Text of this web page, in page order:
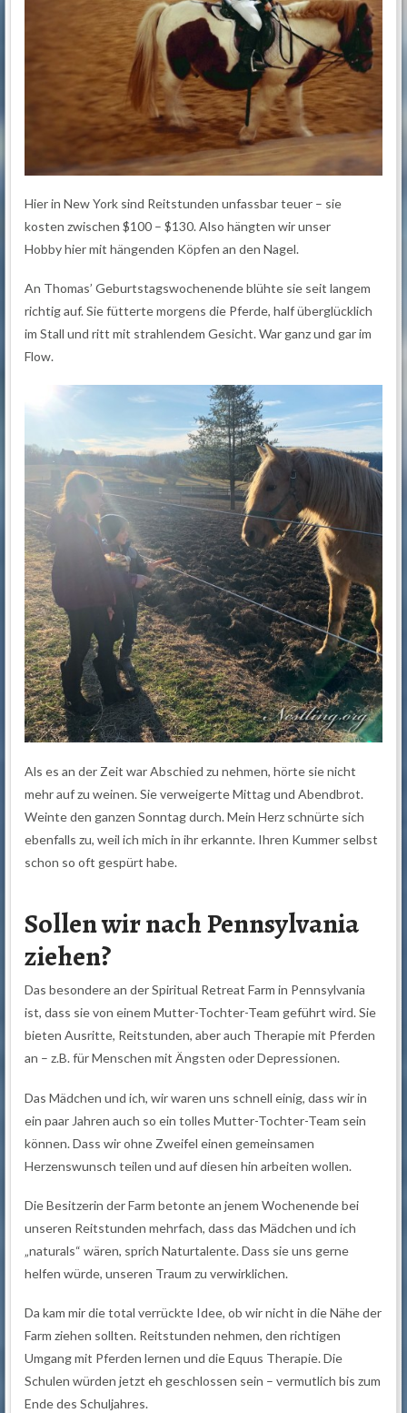
Hier in New York sind Reitstunden unfassbar teuer – sie
kosten zwischen $100 – $130. Also hängten wir unser
Hobby hier mit hängenden Köpfen an den Nagel.
An Thomas’ Geburtstagswochenende blühte sie seit langem
richtig auf. Sie fütterte morgens die Pferde, half überglücklich
im Stall und ritt mit strahlendem Gesicht. War ganz und gar im
Flow.
Als es an der Zeit war Abschied zu nehmen, hörte sie nicht
mehr auf zu weinen. Sie verweigerte Mittag und Abendbrot.
Weinte den ganzen Sonntag durch. Mein Herz schnürte sich
ebenfalls zu, weil ich mich in ihr erkannte. Ihren Kummer selbst
schon so oft gespürt habe.
Sollen wir nach Pennsylvania
ziehen?
Das besondere an der Spiritual Retreat Farm in Pennsylvania
ist, dass sie von einem Mutter-Tochter-Team geführt wird. Sie
bieten Ausritte, Reitstunden, aber auch Therapie mit Pferden
an – z.B. für Menschen mit Ängsten oder Depressionen.
Das Mädchen und ich, wir waren uns schnell einig, dass wir in
ein paar Jahren auch so ein tolles Mutter-Tochter-Team sein
können. Dass wir ohne Zweifel einen gemeinsamen
Herzenswunsch teilen und auf diesen hin arbeiten wollen.
Die Besitzerin der Farm betonte an jenem Wochenende bei
unseren Reitstunden mehrfach, dass das Mädchen und ich
„naturals“ wären, sprich Naturtalente. Dass sie uns gerne
helfen würde, unseren Traum zu verwirklichen.
Da kam mir die total verrückte Idee, ob wir nicht in die Nähe der
Farm ziehen sollten. Reitstunden nehmen, den richtigen
Umgang mit Pferden lernen und die Equus Therapie. Die
Schulen würden jetzt eh geschlossen sein – vermutlich bis zum
Ende des Schuljahres.